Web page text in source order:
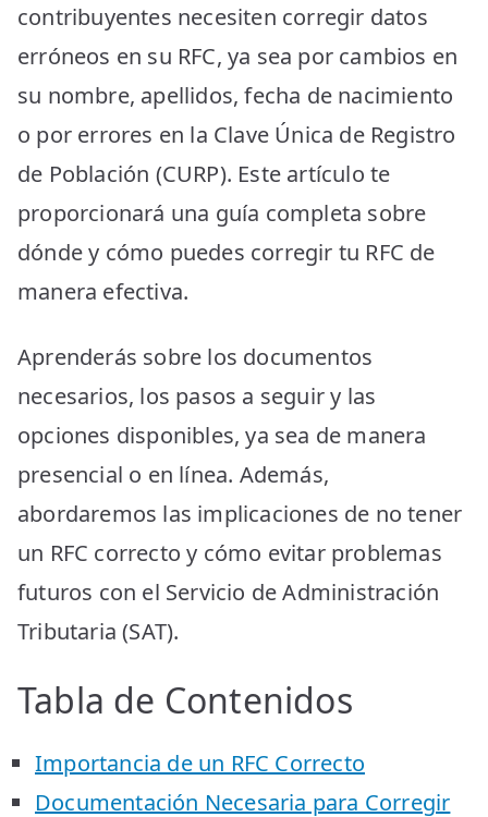
contribuyentes necesiten corregir datos
erróneos en su RFC, ya sea por cambios en
su nombre, apellidos, fecha de nacimiento
o por errores en la Clave Única de Registro
de Población (CURP). Este artículo te
proporcionará una guía completa sobre
dónde y cómo puedes corregir tu RFC de
manera efectiva.
Aprenderás sobre los documentos
necesarios, los pasos a seguir y las
opciones disponibles, ya sea de manera
presencial o en línea. Además,
abordaremos las implicaciones de no tener
un RFC correcto y cómo evitar problemas
futuros con el Servicio de Administración
Tributaria (SAT).
Tabla de Contenidos
Importancia de un RFC Correcto
Documentación Necesaria para Corregir